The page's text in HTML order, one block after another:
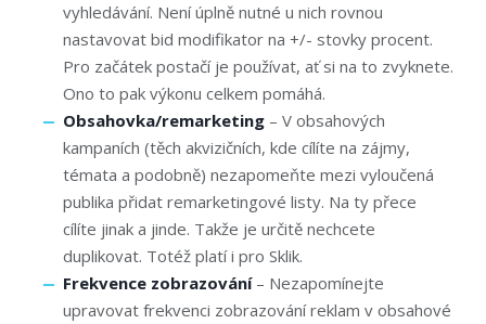
vyhledávání. Není úplně nutné u nich rovnou
nastavovat bid modifikator na +/- stovky procent.
Pro začátek postačí je používat, ať si na to zvyknete.
Ono to pak výkonu celkem pomáhá.
Obsahovka/remarketing – V obsahových
kampaních (těch akvizičních, kde cílíte na zájmy,
témata a podobně) nezapomeňte mezi vyloučená
publika přidat remarketingové listy. Na ty přece
cílíte jinak a jinde. Takže je určitě nechcete
duplikovat. Totéž platí i pro Sklik.
Frekvence zobrazování– Nezapomínejte
upravovat frekvenci zobrazování reklam v obsahové